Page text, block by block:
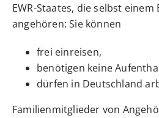
EWR-Staates, die selbst einem
angehören: Sie können
frei einreisen,
benötigen keine
dürfen in Deutschland
Familienmitglieder von